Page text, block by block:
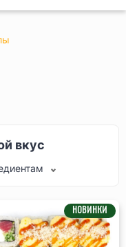
вкус
НОВИНКИ